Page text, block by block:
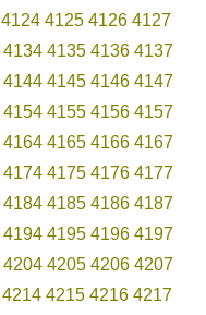
4124 4125 4126 4127
4134 4135 4136 4137
4144 4145 4146 4147
4154 4155 4156 4157
4164 4165 4166 4167
4174 4175 4176 4177
4184 4185 4186 4187
4194 4195 4196 4197
4204 4205 4206 4207
4214 4215 4216 4217